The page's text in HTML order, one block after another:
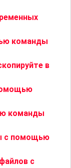
команды
в
команды
с помощью
с